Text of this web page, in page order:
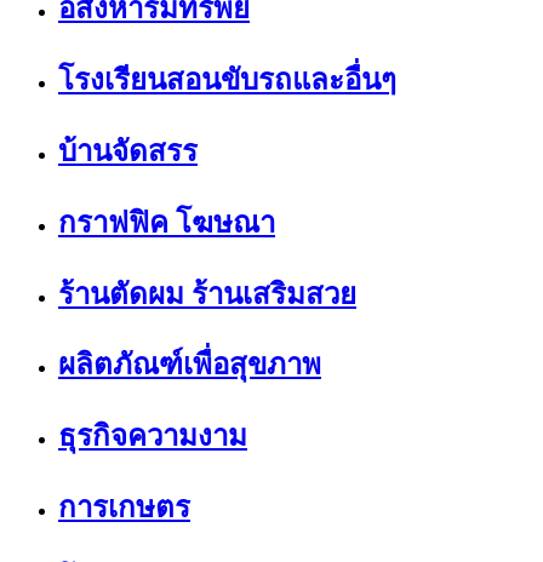
อสังหาริมทรัพย์
โรงเรียนสอนขับรถและอื่นๆ
บ้านจัดสรร
กราฟฟิค โฆษณา
ร้านตัดผม ร้านเสริมสวย
ผลิตภัณฑ์เพื่อสุขภาพ
ธุรกิจความงาม
การเกษตร